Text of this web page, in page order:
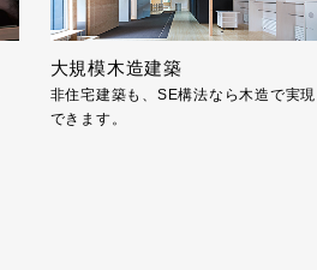
大規模木造建築
非住宅建築も、SE構法なら木造で実現
できます。